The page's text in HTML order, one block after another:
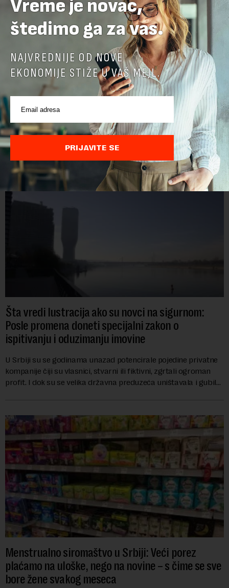
POVEZANI SADRŽAJI
Šta vredi lustracija ako su novci na sigurnom:
Posle promena doneti specijalni zakon o
ispitivanju i oduzimanju imovine
U Srbiji su se godinama unazad potencirale pojedine privatne
kompanije čiji su vlasnici, stvarni ili fiktivni, zgrtali ogroman
profit. I dok su se velika državna preduzeća uništavala i gubila
Menstrualno siromaštvo u Srbiji: Veći porez
plaćamo na uloške, nego na novine – s čime se sve
bore žene svakog meseca
Vreme je novac,
štedimo ga za vas.
NAJVREDNIJE OD NOVE
EKONOMIJE STIŽE U VAŠ MEJL.
PRIJAVITE SE